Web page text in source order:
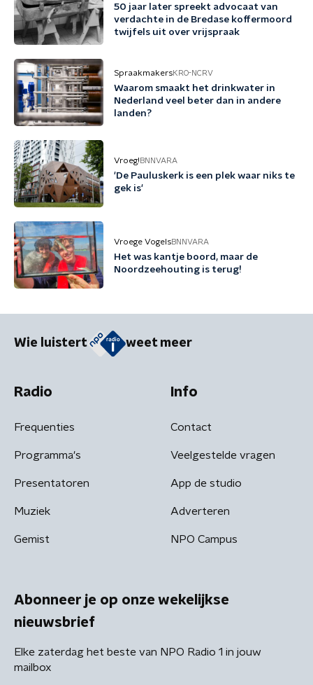
50 jaar later spreekt advocaat van
verdachte in de Bredase koffermoord
twijfels uit over vrijspraak
SpraakmakersKRO-NCRV
Waarom smaakt het drinkwater in
Nederland veel beter dan in andere
landen?
Vroeg! BNNVARA
'De Pauluskerk is een plek waar niks te
gek is'
Vroege VogelsBNNVARA
Het was kantje boord, maar de
Noordzeehouting is terug!
Wie luistert weet meer
Radio
Frequenties
Programma's
Presentatoren
Muziek
Gemist
Info
Contact
Veelgestelde vragen
App de studio
Adverteren
NPO Campus
Abonneer je op onze wekelijkse
nieuwsbrief
Elke zaterdag het beste van NPO Radio 1 in jouw
mailbox